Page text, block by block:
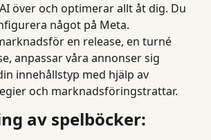
över och optimerar allt åt dig. Du
något på Meta.
en release, en turné
anpassar våra annonser sig
innehållstyp med hjälp av
och marknadsföringstrattar.
av spelböcker: